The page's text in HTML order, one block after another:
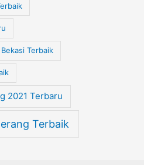
Terbaik
2021 Terbaru
Terbaik